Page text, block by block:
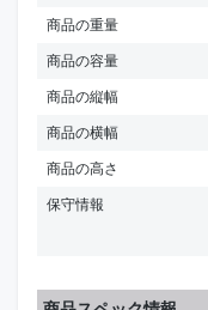
商品の重量
商品の容量
商品の縦幅
商品の横幅
商品の高さ
保守情報